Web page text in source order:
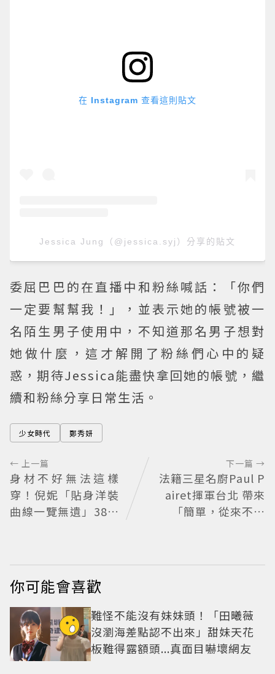
在 Instagram 查看這則貼文
Jessica Jung（@jessica.syj）分享的貼文
委屈巴巴的在直播中和粉絲喊話：「你們
一定要幫幫我！」，並表示她的帳號被一
名陌生男子使用中，不知道那名男子想對
她做什麼，這才解開了粉絲們心中的疑
惑，期待Jessica能盡快拿回她的帳號，繼
續和粉絲分享日常生活。
少女時代 鄭秀妍
← 上一篇
身材不好無法這樣
穿！倪妮「貼身洋裝
曲線一覽無遺」38歲
下一篇 →
法籍三星名廚Paul P
airet揮軍台北 帶來
「簡單，從來不簡
你可能會喜歡
難怪不能沒有妹妹頭！「田曦薇
沒瀏海差點認不出來」甜妹天花
板難得露額頭...真面目嚇壞網友